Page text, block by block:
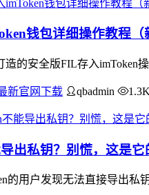
钱包详细操作教程（
造的安全版FIL存入imToken
新官网下载 qbadmin 1.3K
出私钥？别慌，这是它
的用户发现无法直接导出